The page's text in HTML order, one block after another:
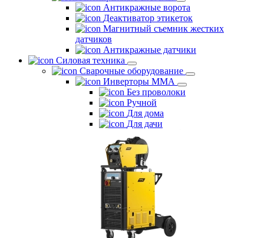
Антикражные ворота
Деактиватор этикеток
Магнитный съемник жестких
датчиков
Антикражные датчики
Силовая техника
Сварочные оборудование
Инверторы ММА
Без проволоки
Ручной
Для дома
Для дачи